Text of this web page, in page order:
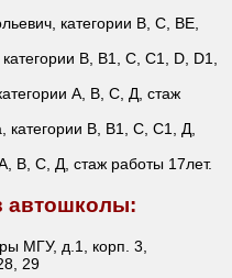
категории В, С, ВЕ,
В, В1, С, С1, D, D1,
А, В, С, Д, стаж
категории В, В1, С, С1, Д,
В, С, Д, стаж работы 17лет.
автошколы:
МГУ, д.1, корп. 3,
29